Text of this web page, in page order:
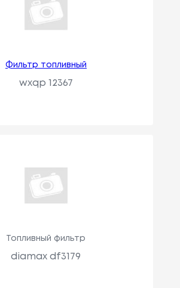
Фильтр топливный
wxqp 12367
Топливный фильтр
diamax df3179